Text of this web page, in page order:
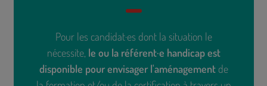
Pour les candidat·es dont la situation le
nécessite, le ou la référent·e handicap est
disponible pour envisager l'aménagementde